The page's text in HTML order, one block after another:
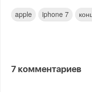
apple iphone 7
7 комментариев